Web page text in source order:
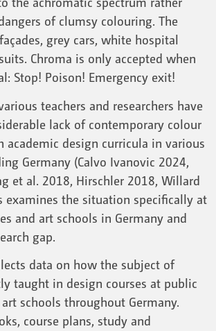
of clumsy colouring. The
grey cars, white hospital
Chroma is only accepted when
Stop! Poison! Emergency exit!
teachers and researchers have
lack of contemporary colour
academic design curricula in various
Germany (Calvo Ivanovic 2024,
et al. 2018, Hirschler 2018, Willard
examines the situation specifically at
and art schools in Germany and
gap.
data on how the subject of
taught in design courses at public
schools throughout Germany.
course plans, study and